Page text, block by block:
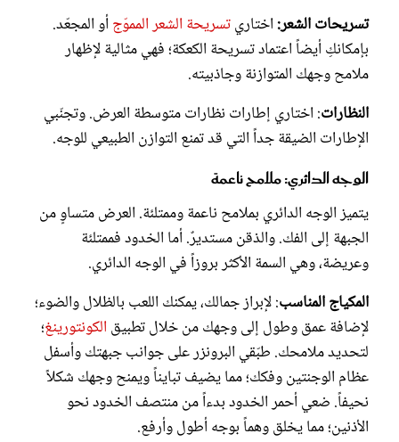
تسريحات الشعر:اختاريتسريحة الشعر المموّجأو المجعّد.
بإمكانكِ أيضاً اعتماد تسريحة الكعكة؛ فهي مثالية لإظهار
ملامح وجهك المتوازنة وجاذبيته.
النظارات: اختاري إطارات نظارات متوسطة العرض. وتجنّبي
الإطارات الضيقة جداً التي قد تمنع التوازن الطبيعي للوجه.
الوجه الدائري: ملامح ناعمة
يتميز الوجه الدائري بملامح ناعمة وممتلئة. العرض متساوٍ من
الجبهة إلى الفك. والذقن مستديرٌ. أما الخدود فممتلئة
وعريضة، وهي السمة الأكثر بروزاً في الوجه الدائري.
المكياج المناسب: لإبراز جمالك، يمكنك اللعب بالظلال والضوء؛
لإضافة عمق وطول إلى وجهك من خلال تطبيق الكونتورينغ؛
لتحديد ملامحك. طبّقي البرونزر على جوانب جبهتك وأسفل
عظام الوجنتين وفكك؛ مما يضيف تبايناً ويمنح وجهك شكلاً
نحيفاً. ضعي أحمر الخدود بدءاً من منتصف الخدود نحو
الأذنين؛ مما يخلق وهماً بوجه أطول وأرفع.